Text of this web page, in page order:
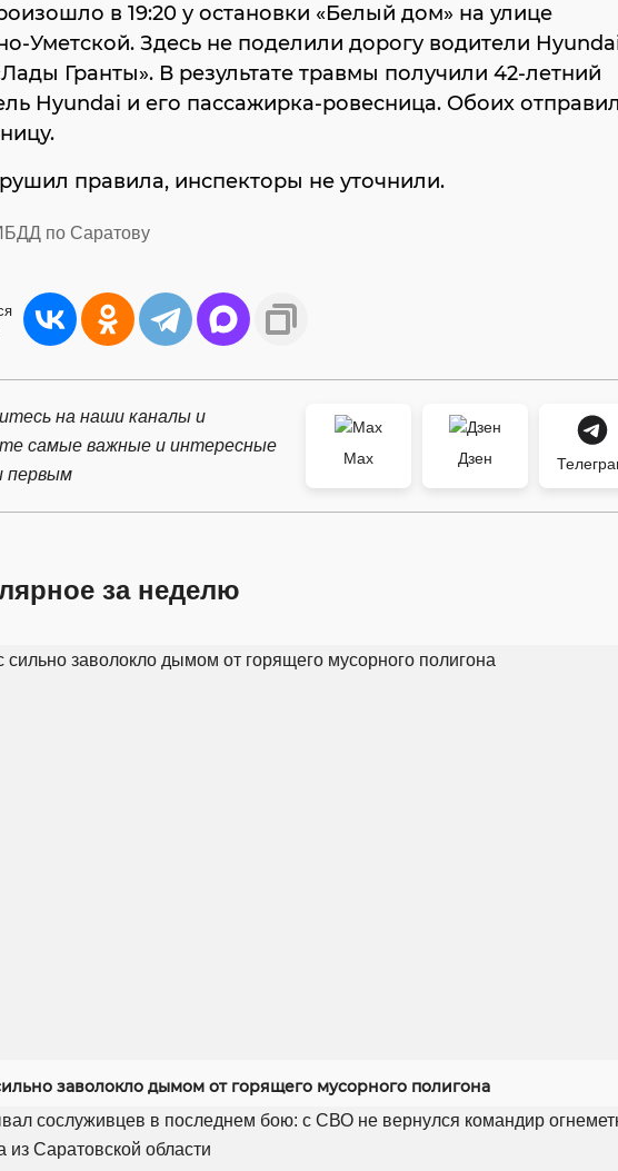
в 19:20 у остановки «Белый дом» на улице
Уметской. Здесь не поделили дорогу водители
Гранты». В результате травмы получили 42-летний
Hyundai и его пассажирка-ровесница. Обоих
правила, инспекторы не уточнили.
по Саратову
на наши каналы и
самые важные и интересные
первым
Max Дзен
за неделю
заволокло дымом от горящего мусорного полигона